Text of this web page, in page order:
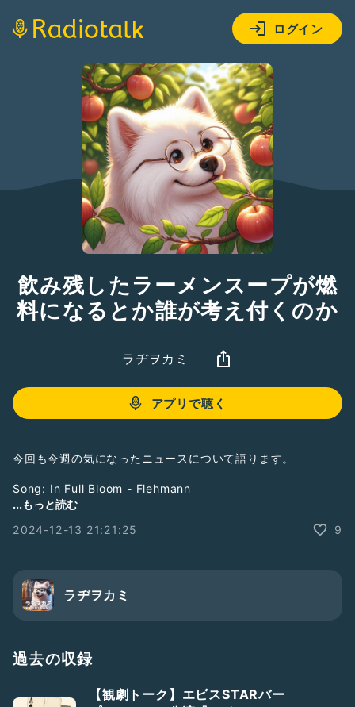
ログイン
飲み残したラーメンスープが燃
料になるとか誰が考え付くのか
ラヂヲカミ
アプリで聴く
今回も今週の気になったニュースについて語ります。
Song: In Full Bloom - Flehmann
Music provided by DOVA-SYNDROME
...もっと読む
2024-12-13 21:21:25
9
ラヂヲカミ
過去の収録
【観劇トーク】エビスSTARバー